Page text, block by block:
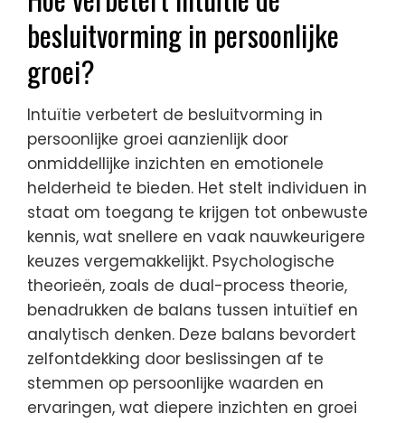
besluitvorming in persoonlijke
groei?
Intuïtie verbetert de besluitvorming in
persoonlijke groei aanzienlijk door
onmiddellijke inzichten en emotionele
helderheid te bieden. Het stelt individuen in
staat om toegang te krijgen tot onbewuste
kennis, wat snellere en vaak nauwkeurigere
keuzes vergemakkelijkt. Psychologische
theorieën, zoals de dual-process theorie,
benadrukken de balans tussen intuïtief en
analytisch denken. Deze balans bevordert
zelfontdekking door beslissingen af te
stemmen op persoonlijke waarden en
ervaringen, wat diepere inzichten en groei